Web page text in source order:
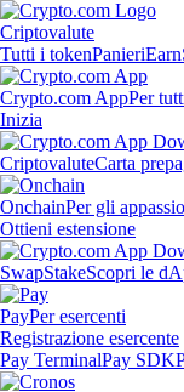
Criptovalute
Tutti i tokenPanieriEarn
Crypto.com AppPer
Inizia
CriptovaluteCarta
OnchainPer gli
Ottieni estensione
SwapStakeScopri le
PayPer esercenti
Registrazione esercente
Pay TerminalPay SDK